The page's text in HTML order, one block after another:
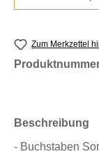
Zum Merkzettel
Beschreibung
- Buchstaben